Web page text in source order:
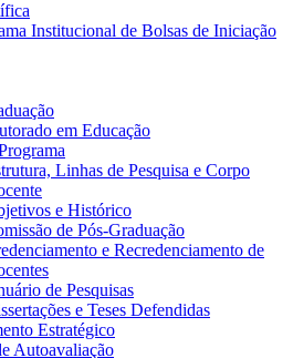
Institucional de Bolsas de Iniciação
em Educação
Linhas de Pesquisa e Corpo
e Histórico
de Pós-Graduação
e Recredenciamento de
de Pesquisas
e Teses Defendidas
Estratégico
Autoavaliação